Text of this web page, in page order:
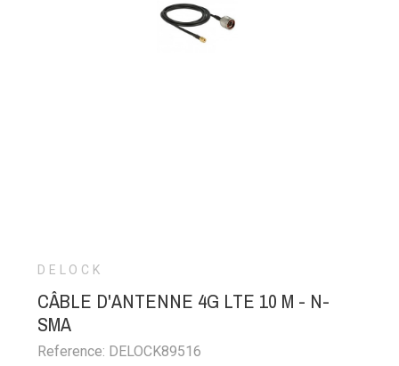
DELOCK
CÂBLE D'ANTENNE 4G LTE 10 M - N-
SMA
Reference: DELOCK89516